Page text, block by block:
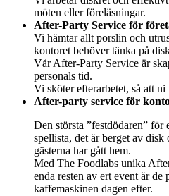
möten eller föreläsningar.
After-Party Service för
Vi hämtar allt porslin och
kontoret behöver tänka på
Vår After-Party Service är
personals tid.
Vi sköter efterarbetet, så att
After-party service för
Den största ”festdödaren” för
spellista, det är berget av
gästerna har gått hem.
Med The Foodlabs unika
enda resten av ert event är de
kaffemaskinen dagen efter.